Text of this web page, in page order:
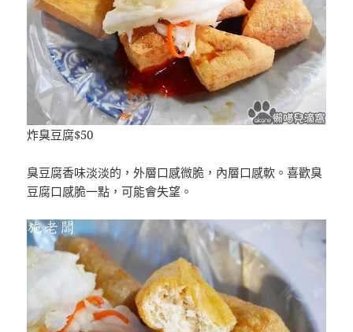
炸臭豆腐$50
臭豆腐香味淡淡的，外層口感微脆，內層口感軟。喜歡臭
豆腐口感脆一點，可能會失望。